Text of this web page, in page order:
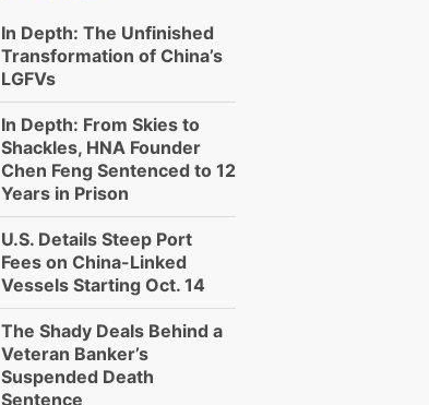
In Depth: The Unfinished
Transformation of China’s
LGFVs
In Depth: From Skies to
Shackles, HNA Founder
Chen Feng Sentenced to 12
Years in Prison
U.S. Details Steep Port
Fees on China-Linked
Vessels Starting Oct. 14
The Shady Deals Behind a
Veteran Banker’s
Suspended Death
Sentence